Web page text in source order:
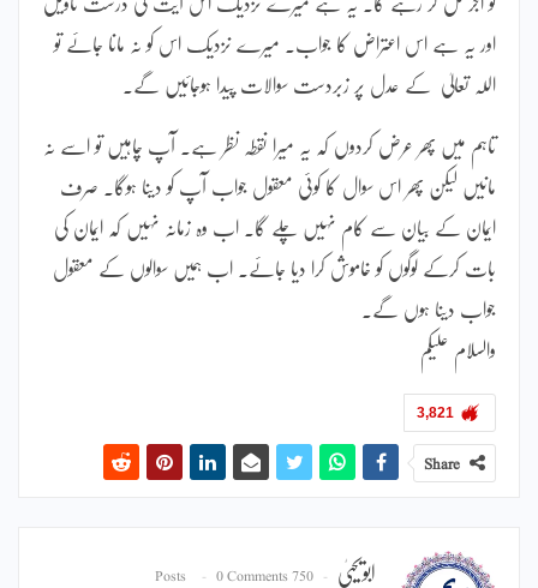
اور یہ ہے اس اعتراض کا جواب۔ میرے نزدیک اس کو نہ مانا جائے تو
اللہ تعالیٰ کے عدل پر زبردست سوالات پیدا ہوجائیں گے۔
تاہم میں پھر عرض کردوں کہ یہ میرا نقطہ نظر ہے۔ آپ چاہیں تو اسے نہ
مانیں لیکن پھر اس سوال کا کوئی معقول جواب آپ کو دینا ہوگا۔ صرف
ایمان کے بیان سے کام نہیں چلے گا۔ اب وہ زمانہ نہیں کہ ایمان کی
بات کرکے لوگوں کو خاموش کرا دیا جائے۔ اب ہمیں سوالوں کے معقول
جواب دینا ہوں گے۔
والسلام علیکم
3,821
Share
ابویحییٰ 750 Posts
0 Comments